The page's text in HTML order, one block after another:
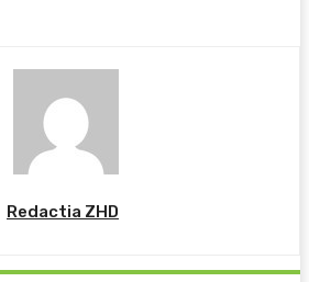
Redactia ZHD